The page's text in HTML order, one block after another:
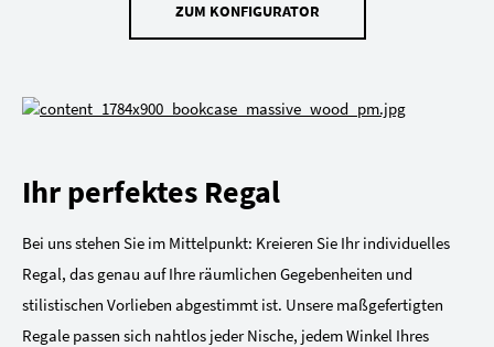
ZUM KONFIGURATOR
Ihr perfektes Regal
Bei uns stehen Sie im Mittelpunkt: Kreieren Sie Ihr individuelles
Regal, das genau auf Ihre räumlichen Gegebenheiten und
stilistischen Vorlieben abgestimmt ist. Unsere maßgefertigten
Regale passen sich nahtlos jeder Nische, jedem Winkel Ihres